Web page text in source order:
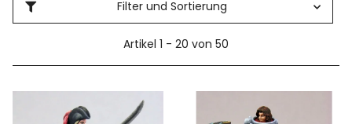
Filter und Sortierung
Artikel 1 - 20 von 50